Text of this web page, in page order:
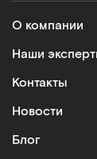
Kресло-
О компании
Наши
Контакты
Новости
Блог